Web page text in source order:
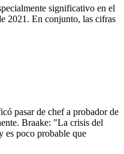
significativo en el
2021. En conjunto, las cifras
pasar de chef a probador de
Braake: "La crisis del
es poco probable que